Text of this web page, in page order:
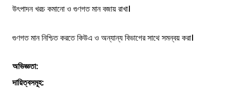
উৎপাদন খরচ কমানো ও গুণগত মান বজায় রাখা।
গুণগত মান নিশ্চিত করতে কিউএ ও অন্যান্য বিভাগের সাথে সমন্বয় করা।
অভিজ্ঞতা:
দায়িত্বসমূহ: